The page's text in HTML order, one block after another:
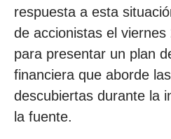
respuesta a esta
de accionistas el
para presentar un plan
financiera que aborde
descubiertas durante la
la fuente.